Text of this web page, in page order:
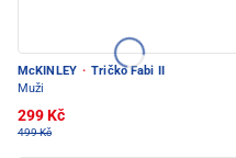
McKINLEY · Tričko Fabi II
Muži
299 Kč
499 Kč